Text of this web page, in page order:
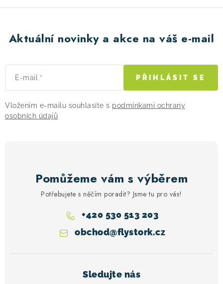
r
k
y
v
p
i
s
Aktuální novinky a akce na váš e-mail
E-mail
Vložením e-mailu souhlasíte s podmínkami ochrany
osobních údajů
PŘIHLÁSIT SE
Pomůžeme vám s výběrem
Potřebujete s něčím poradit? Jsme tu pro vás!
obchod@flystork.cz
+420 530 513 203